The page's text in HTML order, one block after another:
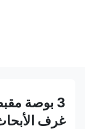
3 بوصة
غرف